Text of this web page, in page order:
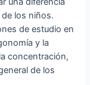
los niños.
de estudio en
y la
concentración,
de los